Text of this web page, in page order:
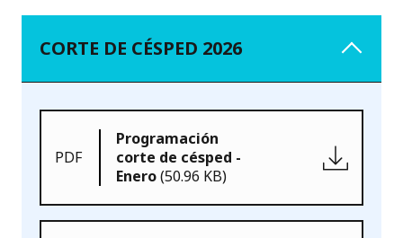
CORTE DE CÉSPED 2026
PDF
Programación
corte de césped -
Enero(50.96 KB)